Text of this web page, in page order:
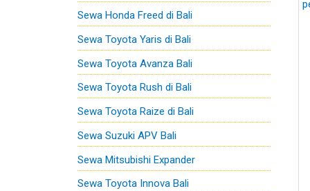
Sewa Honda Freed di Bali
Sewa Toyota Yaris di Bali
Sewa Toyota Avanza Bali
Sewa Toyota Rush di Bali
Sewa Toyota Raize di Bali
Sewa Suzuki APV Bali
Sewa Mitsubishi Expander
Sewa Toyota Innova Bali